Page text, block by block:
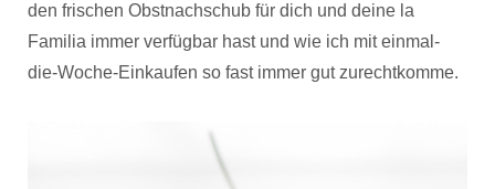
den frischen Obstnachschub für dich und deine la
Familia immer verfügbar hast und wie ich mit einmal-
die-Woche-Einkaufen so fast immer gut zurechtkomme.